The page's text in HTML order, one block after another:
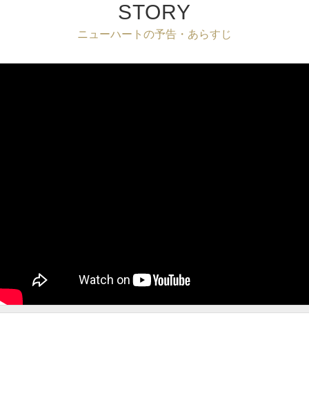
STORY
ニューハートの予告・あらすじ